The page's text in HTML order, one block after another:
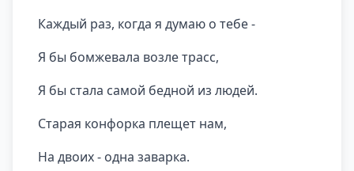
Каждый раз, когда я думаю о тебе -
Я бы бомжевала возле трасс,
Я бы стала самой бедной из людей.
Старая конфорка плещет нам,
На двоих - одна заварка.